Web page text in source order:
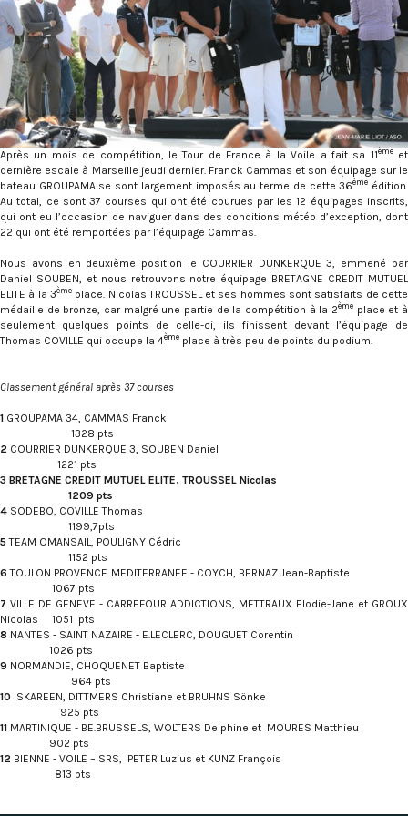
Après un mois de compétition, le Tour de France à la Voile a fait sa 11èmeet
dernière escale à Marseille jeudi dernier. Franck Cammas et son équipage sur le
bateau GROUPAMA se sont largement imposés au terme de cette 36ème édition.
Au total, ce sont 37 courses qui ont été courues par les 12 équipages inscrits,
qui ont eu l’occasion de naviguer dans des conditions météo d’exception, dont
22 qui ont été remportées par l’équipage Cammas.
Nous avons en deuxième position le COURRIER DUNKERQUE 3, emmené par
Daniel SOUBEN, et nous retrouvons notre équipage BRETAGNE CREDIT MUTUEL
ELITE à la 3èmeplace. Nicolas TROUSSEL et ses hommes sont satisfaits de cette
médaille de bronze, car malgré une partie de la compétition à la 2ème place et à
seulement quelques points de celle-ci, ils finissent devant l’équipage de
Thomas COVILLE qui occupe la 4ème place à très peu de points du podium.
Classement général après 37 courses
1 GROUPAMA 34, CAMMAS Franck
1328 pts
2 COURRIER DUNKERQUE 3, SOUBEN Daniel
1221 pts
3 BRETAGNE CREDIT MUTUEL ELITE, TROUSSEL Nicolas
1209 pts
4 SODEBO, COVILLE Thomas
1199,7pts
5 TEAM OMANSAIL, POULIGNY Cédric
1152 pts
6 TOULON PROVENCE MEDITERRANEE - COYCH, BERNAZ Jean-Baptiste
1067 pts
7 VILLE DE GENEVE - CARREFOUR ADDICTIONS, METTRAUX Elodie-Jane et GROUX
Nicolas 1051 pts
8 NANTES - SAINT NAZAIRE - E.LECLERC, DOUGUET Corentin
1026 pts
9 NORMANDIE, CHOQUENET Baptiste
964 pts
10 ISKAREEN, DITTMERS Christiane et BRUHNS Sönke
925 pts
11 MARTINIQUE - BE.BRUSSELS, WOLTERS Delphine et MOURES Matthieu
902 pts
12 BIENNE - VOILE – SRS, PETER Luzius et KUNZ François
813 pts